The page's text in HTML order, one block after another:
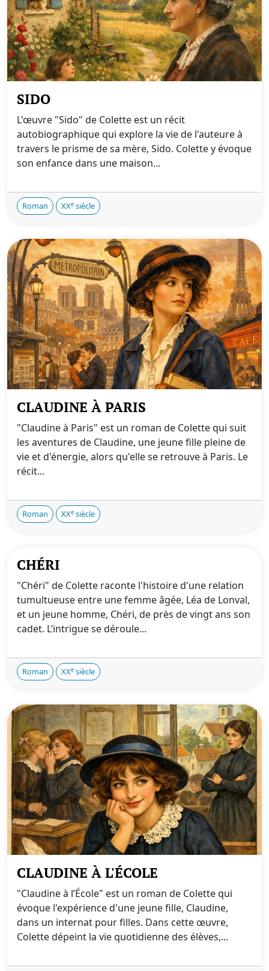
SIDO
L'œuvre "Sido" de Colette est un récit
autobiographique qui explore la vie de l'auteure à
travers le prisme de sa mère, Sido. Colette y évoque
son enfance dans une maison...
Roman XXe siècle
CLAUDINE À PARIS
"Claudine à Paris" est un roman de Colette qui suit
les aventures de Claudine, une jeune fille pleine de
vie et d'énergie, alors qu'elle se retrouve à Paris. Le
récit...
Roman XXe siècle
CHÉRI
"Chéri" de Colette raconte l'histoire d'une relation
tumultueuse entre une femme âgée, Léa de Lonval,
et un jeune homme, Chéri, de près de vingt ans son
cadet. L’intrigue se déroule...
Roman XXe siècle
CLAUDINE À L'ÉCOLE
"Claudine à l’École" est un roman de Colette qui
évoque l'expérience d'une jeune fille, Claudine,
dans un internat pour filles. Dans cette œuvre,
Colette dépeint la vie quotidienne des élèves,...